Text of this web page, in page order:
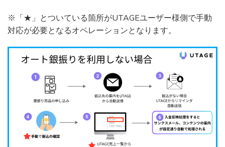
※「★」とついている箇所がUTAGEユーザー様側で手動
対応が必要となるオペレーションとなります。